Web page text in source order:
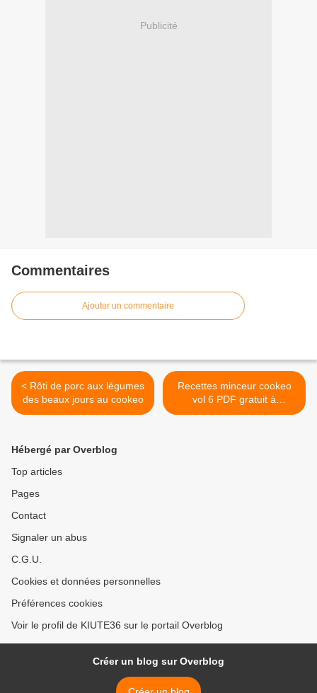
Publicité
Commentaires
Ajouter un commentaire
< Rôti de porc aux légumes
des beaux jours au cookeo
Recettes minceur cookeo
vol 6 PDF gratuit à
télécharger >
Hébergé par Overblog
Top articles
Pages
Contact
Signaler un abus
C.G.U.
Cookies et données personnelles
Préférences cookies
Voir le profil de KIUTE36 sur le portail Overblog
Créer un blog sur Overblog